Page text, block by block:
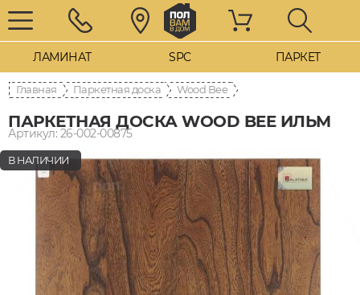
ЛАМИНАТ SPC ПАРКЕТ
Главная Паркетная доска Wood Bee
ПАРКЕТНАЯ ДОСКА WOOD BEE ИЛЬМ
Артикул: 26-002-00875
В НАЛИЧИИ